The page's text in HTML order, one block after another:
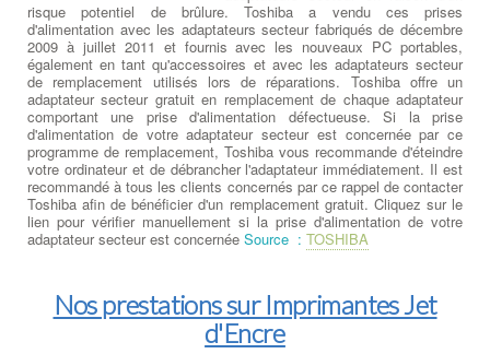
risque potentiel de brûlure. Toshiba a vendu ces prises
d'alimentation avec les adaptateurs secteur fabriqués de décembre
2009 à juillet 2011 et fournis avec les nouveaux PC portables,
également en tant qu'accessoires et avec les adaptateurs secteur
de remplacement utilisés lors de réparations. Toshiba offre un
adaptateur secteur gratuit en remplacement de chaque adaptateur
comportant une prise d'alimentation défectueuse. Si la prise
d'alimentation de votre adaptateur secteur est concernée par ce
programme de remplacement, Toshiba vous recommande d'éteindre
votre ordinateur et de débrancher l'adaptateur immédiatement. Il est
recommandé à tous les clients concernés par ce rappel de contacter
Toshiba afin de bénéficier d'un remplacement gratuit. Cliquez sur le
lien pour vérifier manuellement si la prise d'alimentation de votre
adaptateur secteur est concernée Source : TOSHIBA
Nos prestations sur Imprimantes Jet
d'Encre